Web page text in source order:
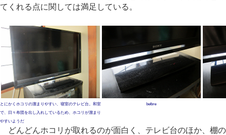
てくれる点に関しては満足している。
とにかくホコリの溜まりやすい、寝室のテレビ台。和室
で、日々布団を出し入れしているため、ホコリが溜まり
やすいようだ
before
どんどんホコリが取れるのが面白く、テレビ台のほか、棚の